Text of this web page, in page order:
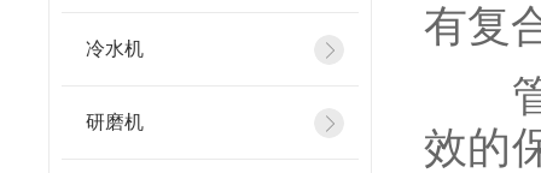
冷水机
研磨机
有复
管
效的